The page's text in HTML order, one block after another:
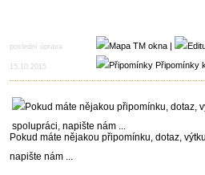
poslední úprava
15.10.2015
|
Připomínky
Pokud máte nějakou připomínku, dotaz,
napište nám ...